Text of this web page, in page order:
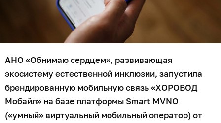
АНО «Обнимаю сердцем», развивающая
экосистему естественной инклюзии, запустила
брендированную мобильную связь «ХОРОВОД
Мобайл» на базе платформы Smart MVNO
(«умный» виртуальный мобильный оператор) от